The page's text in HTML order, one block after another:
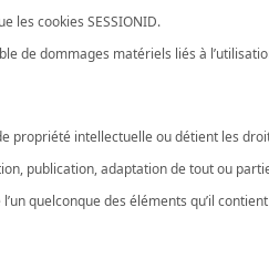
les cookies SESSIONID.
de dommages matériels liés à
propriété intellectuelle ou détient les
publication, adaptation de tout ou
quelconque des éléments qu’il